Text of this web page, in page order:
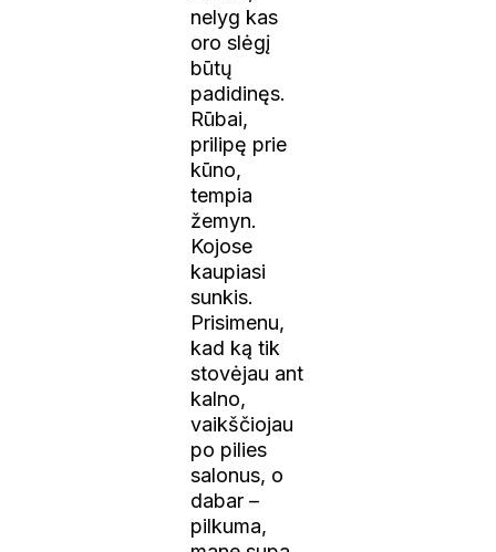
nelyg kas
oro slėgį
būtų
padidinęs.
Rūbai,
prilipę prie
kūno,
tempia
žemyn.
Kojose
kaupiasi
sunkis.
Prisimenu,
kad ką tik
stovėjau ant
kalno,
vaikščiojau
po pilies
salonus, o
dabar –
pilkuma,